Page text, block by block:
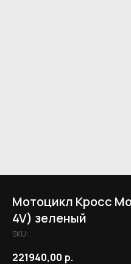
Мотоцикл Кросс
4V) зеленый
SKU:
221940,00 р.